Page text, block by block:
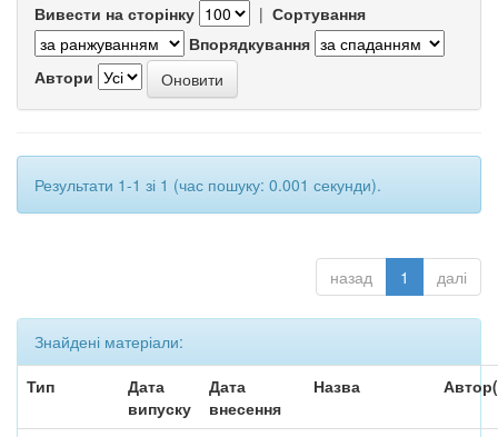
Вивести на сторінку | Сортування
Впорядкування
Автори
Результати 1-1 зі 1 (час пошуку: 0.001 секунди).
назад 1 далі
Знайдені матеріали:
Тип
Дата
випуску
Дата
внесення
Назва